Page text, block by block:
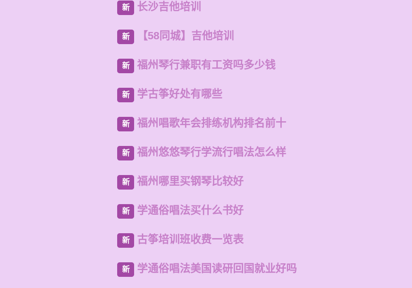
新 长沙吉他培训
新 【58同城】吉他培训
新 福州琴行兼职有工资吗多少钱
新 学古筝好处有哪些
新 福州唱歌年会排练机构排名前十
新 福州悠悠琴行学流行唱法怎么样
新 福州哪里买钢琴比较好
新 学通俗唱法买什么书好
新 古筝培训班收费一览表
新 学通俗唱法美国读研回国就业好吗